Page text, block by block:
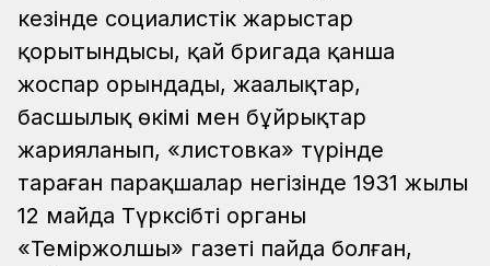
кезінде социалистік жарыстар
қорытындысы, қай бригада қанша
жоспар орындады, жаңалықтар,
басшылық өкімі мен бұйрықтар
жарияланып, «листовка» түрінде
тараған парақшалар негізінде 1931 жылы
12 майда Түрксібтің органы
«Теміржолшы» газеті пайда болған,